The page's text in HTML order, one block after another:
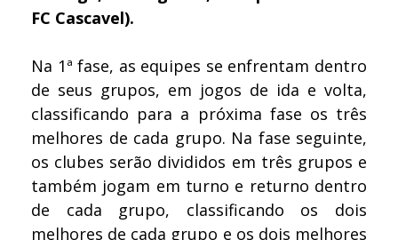
FC Cascavel).
Na 1ª fase, as equipes se enfrentam dentro
de seus grupos, em jogos de ida e volta,
classificando para a próxima fase os três
melhores de cada grupo. Na fase seguinte,
os clubes serão divididos em três grupos e
também jogam em turno e returno dentro
de cada grupo, classificando os dois
melhores de cada grupo e os dois melhores